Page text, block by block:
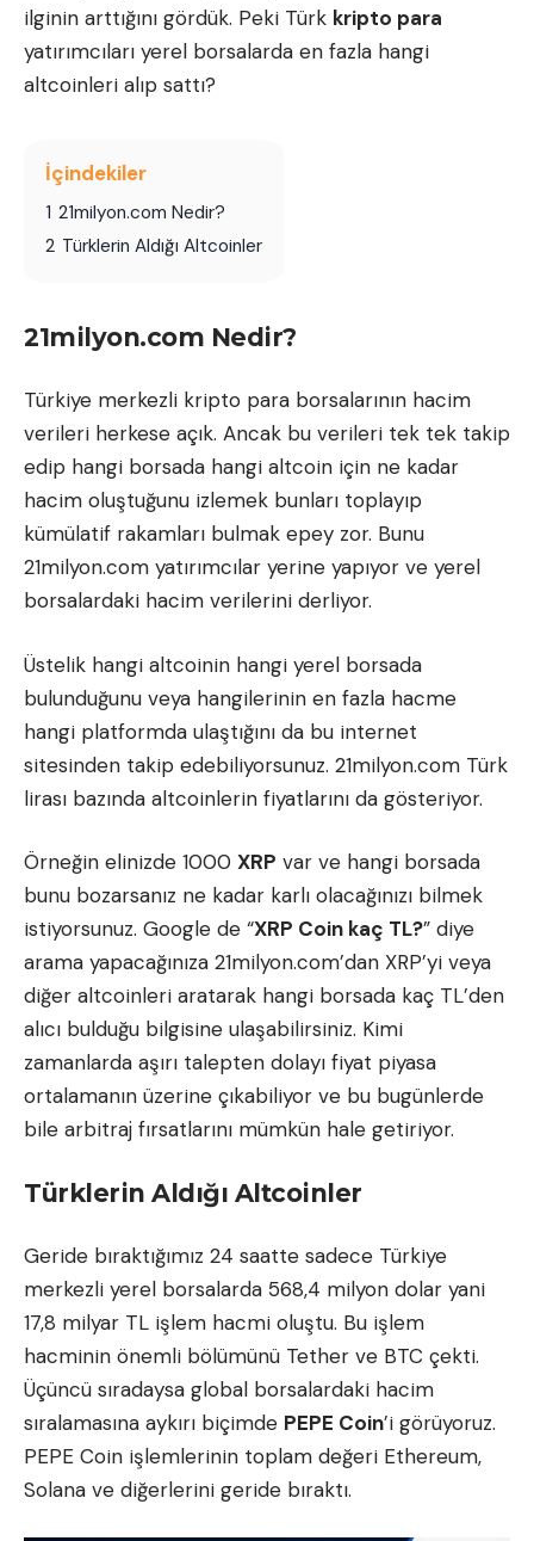
ilginin arttığını gördük. Peki Türk kripto para
yatırımcıları yerel borsalarda en fazla hangi
altcoinleri alıp sattı?
İçindekiler
1 21milyon.com Nedir?
2 Türklerin Aldığı Altcoinler
21milyon.com Nedir?
Türkiye merkezli kripto para borsalarının hacim
verileri herkese açık. Ancak bu verileri tek tek takip
edip hangi borsada hangi altcoin için ne kadar
hacim oluştuğunu izlemek bunları toplayıp
kümülatif rakamları bulmak epey zor. Bunu
21milyon.com yatırımcılar yerine yapıyor ve yerel
borsalardaki hacim verilerini derliyor.
Üstelik hangi altcoinin hangi yerel borsada
bulunduğunu veya hangilerinin en fazla hacme
hangi platformda ulaştığını da bu internet
sitesinden takip edebiliyorsunuz. 21milyon.com Türk
lirası bazında altcoinlerin fiyatlarını da gösteriyor.
Örneğin elinizde 1000 XRP var ve hangi borsada
bunu bozarsanız ne kadar karlı olacağınızı bilmek
istiyorsunuz. Google de “XRP Coin kaç TL?” diye
arama yapacağınıza 21milyon.com’dan XRP’yi veya
diğer altcoinleri aratarak hangi borsada kaç TL’den
alıcı bulduğu bilgisine ulaşabilirsiniz. Kimi
zamanlarda aşırı talepten dolayı fiyat piyasa
ortalamanın üzerine çıkabiliyor ve bu bugünlerde
bile arbitraj fırsatlarını mümkün hale getiriyor.
Türklerin Aldığı Altcoinler
Geride bıraktığımız 24 saatte sadece Türkiye
merkezli yerel borsalarda 568,4 milyon dolar yani
17,8 milyar TL işlem hacmi oluştu. Bu işlem
hacminin önemli bölümünü Tether ve BTC çekti.
Üçüncü sıradaysa global borsalardaki hacim
sıralamasına aykırı biçimde PEPE Coin’i görüyoruz.
PEPE Coin işlemlerinin toplam değeri Ethereum,
Solana ve diğerlerini geride bıraktı.